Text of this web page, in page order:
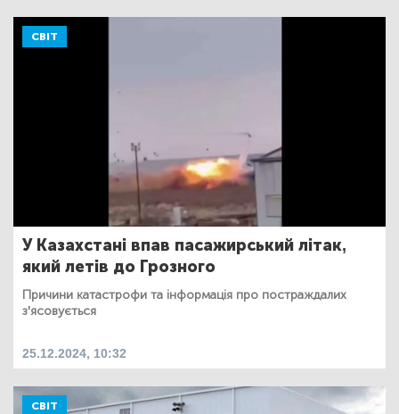
СВІТ
У Казахстані впав пасажирський літак,
який летів до Грозного
Причини катастрофи та інформація про постраждалих
з'ясовується
25.12.2024, 10:32
СВІТ